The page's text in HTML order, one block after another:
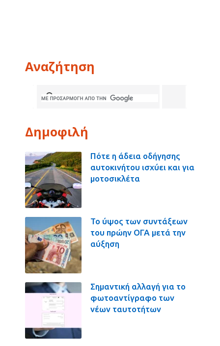
Αναζήτηση
Δημοφιλή
Πότε η άδεια οδήγησης
αυτοκινήτου ισχύει και για
μοτοσικλέτα
Το ύψος των συντάξεων
του πρώην ΟΓΑ μετά την
αύξηση
Σημαντική αλλαγή για το
φωτοαντίγραφο των
νέων ταυτοτήτων